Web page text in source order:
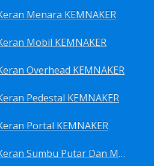
Menara KEMNAKER
Mobil KEMNAKER
Overhead KEMNAKER
Pedestal KEMNAKER
Portal KEMNAKER
Sertifikasi Crane/Keran Sumbu Putar Dan Mesin Pancang KEMNAKER